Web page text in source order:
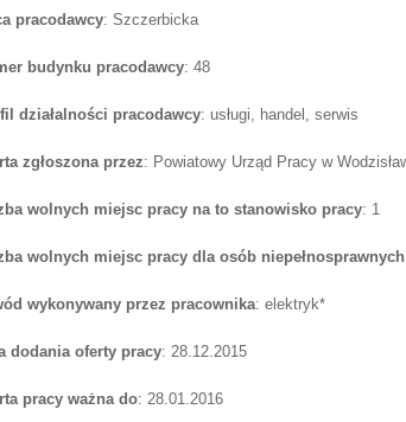
pracodawcy: Szczerbicka
budynku pracodawcy: 48
działalności pracodawcy: usługi, handel, serwis
zgłoszona przez: Powiatowy Urząd Pracy w
wolnych miejsc pracy na to stanowisko pracy: 1
wolnych miejsc pracy dla osób niepełnosprawnych
wykonywany przez pracownika: elektryk*
dodania oferty pracy: 28.12.2015
pracy ważna do: 28.01.2016